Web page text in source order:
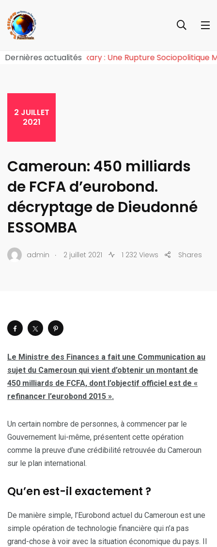
Dernières actualités
de l’Effet Tchiroma Bakary : Une Rupture
2 JUILLET
2021
Cameroun: 450 milliards
de FCFA d’eurobond.
décryptage de Dieudonné
ESSOMBA
admin . 2 juillet 2021 1 232 Views Shares
Le Ministre des Finances a fait une Communication au
sujet du Cameroun qui vient d’obtenir un montant de
450 milliards de FCFA, dont l’objectif officiel est de «
refinancer l’eurobond 2015 ».
Un certain nombre de personnes, à commencer par le
Gouvernement lui-même, présentent cette opération
comme la preuve d’une crédibilité retrouvée du Cameroun
sur le plan international.
Qu’en est-il exactement ?
De manière simple, l’Eurobond actuel du Cameroun est une
simple opération de technologie financière qui n’a pas
grand-chose à voir avec la situation économique du pays. Il